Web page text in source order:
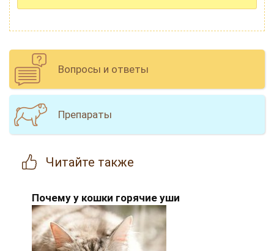
Вопросы и ответы
Препараты
Читайте также
Почему у кошки горячие уши